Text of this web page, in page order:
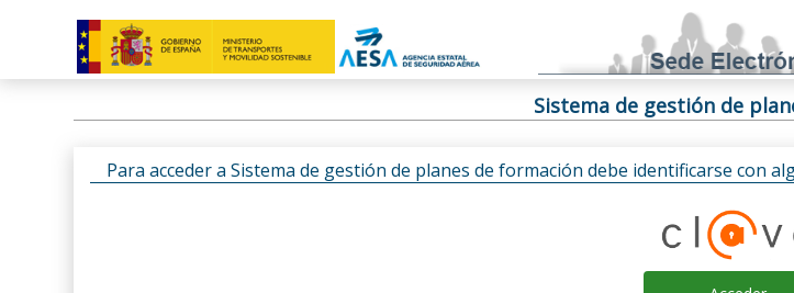
Sistema de gestión de
Para acceder a Sistema de gestión de planes de formación debe identificarse con